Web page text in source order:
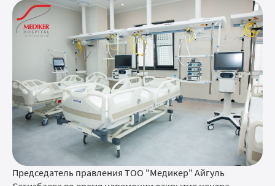
Председатель правления ТОО "Медикер" Айгуль